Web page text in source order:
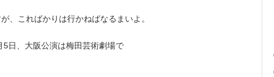
、こればかりは行かねばなるまいよ。
日、大阪公演は梅田芸術劇場で